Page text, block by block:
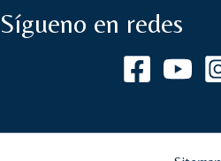
Sígueno en redes